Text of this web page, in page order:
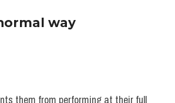
way
them from performing at their full